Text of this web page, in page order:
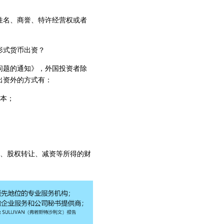
、商誉、特许经营权或者
货币出资？
的通知》，外国投资者除
外的方式有：
；
股权转让、减资等所得的财